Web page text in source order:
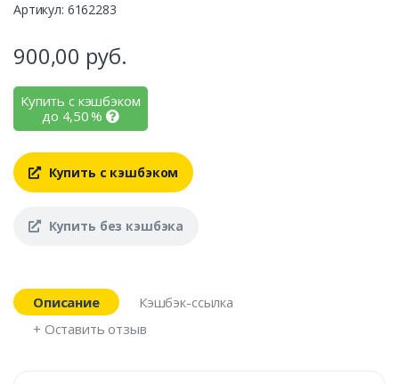
Артикул: 6162283
900,00 руб.
Купить с кэшбэком
до 4,50%
Купить с кэшбэком
Купить без кэшбэка
Описание
Кэшбэк-ссылка
+ Оставить отзыв